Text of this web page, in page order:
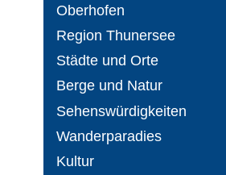
Oberhofen
Region Thunersee
Städte und Orte
Berge und Natur
Sehenswürdigkeiten
Wanderparadies
Kultur